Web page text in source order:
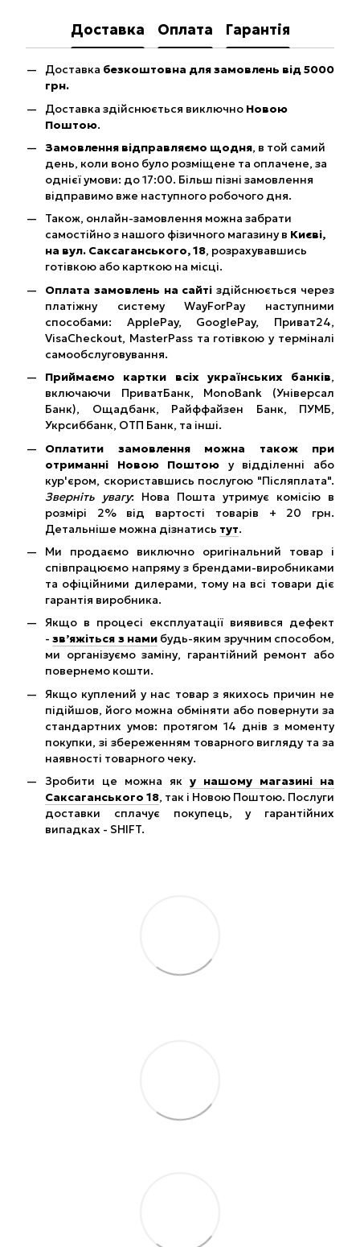
Доставка Оплата Гарантія
Доставка безкоштовна для замовлень від 5000
грн.
Доставка здійснюється виключно Новою
Поштою.
Замовлення відправляємо щодня, в той самий
день, коли воно було розміщене та оплачене, за
однієї умови: до 17:00. Більш пізні замовлення
відправимо вже наступного робочого дня.
Також, онлайн-замовлення можна забрати
самостійно з нашого фізичного магазину в Києві,
на вул. Саксаганського, 18, розрахувавшись
готівкою або карткою на місці.
Оплата замовлень на сайтіздійснюється через
платіжну систему WayForPay наступними
способами: ApplePay, GooglePay, Приват24,
VisaCheckout, MasterPass та готівкою у терміналі
самообслуговування.
Приймаємо картки всіх українських банків,
включаючи ПриватБанк, MonoBank (Універсал
Банк), Ощадбанк, Райффайзен Банк, ПУМБ,
Укрсиббанк, ОТП Банк, та інші.
Оплатити замовлення можна також при
отриманні Новою Поштою у відділенні або
кур'єром, скориставшись послугою "Післяплата".
Зверніть увагу: Нова Пошта утримує комісію в
розмірі 2% від вартості товарів + 20 грн.
Детальніше можна дізнатись тут.
Ми продаємо виключно оригінальний товар і
співпрацюємо напряму з брендами-виробниками
та офіційними дилерами, тому на всі товари діє
гарантія виробника.
Якщо в процесі експлуатації виявився дефект
-зв’яжіться з нами будь-яким зручним способом,
ми організуємо заміну, гарантійний ремонт або
повернемо кошти.
Якщо куплений у нас товар з якихось причин не
підійшов, його можна обміняти або повернути за
стандартних умов: протягом 14 днів з моменту
покупки, зі збереженням товарного вигляду та за
наявності товарного чеку.
Зробити це можна як у нашому магазині на
Саксаганського 18, так і Новою Поштою. Послуги
доставки сплачує покупець, у гарантійних
випадках - SHIFT.